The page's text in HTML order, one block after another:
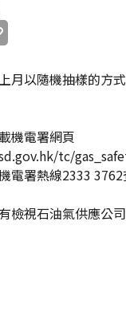
月以隨機抽樣的方
機電署網頁
tc/
電署熱線2333 3762
檢視石油氣供應公